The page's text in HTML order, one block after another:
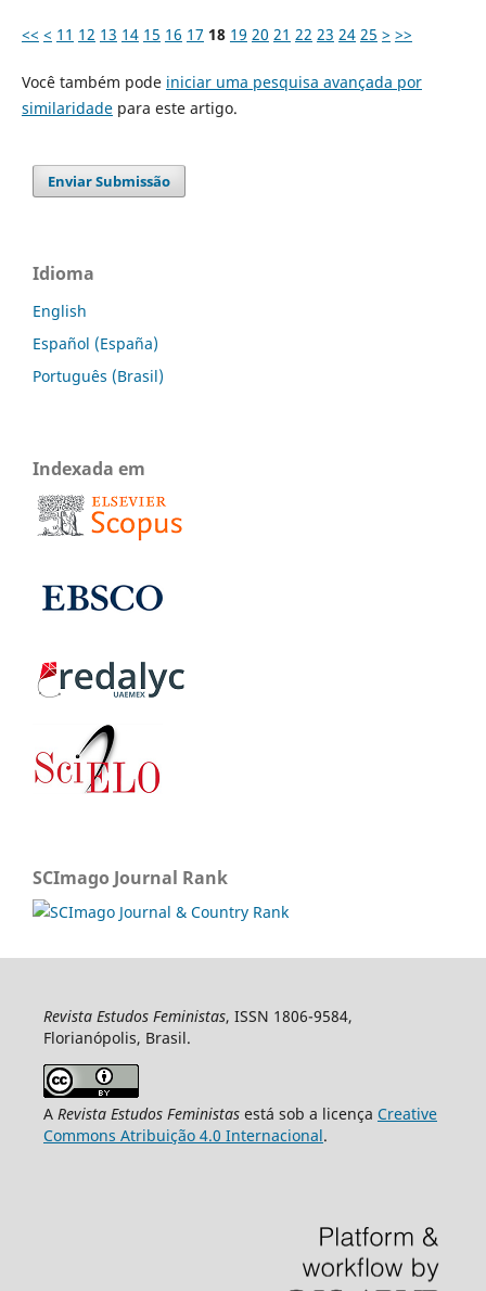
<< < 11 12 13 14 15 16 17 18 19 20 21 22 23 24 25 > >>
Você também pode iniciar uma pesquisa avançada por
similaridadepara este artigo.
Enviar Submissão
Idioma
English
Español (España)
Português (Brasil)
Indexada em
SCImago Journal Rank
Revista Estudos Feministas, ISSN 1806-9584,
Florianópolis, Brasil.
A Revista Estudos Feministasestá sob a licença Creative
Commons Atribuição 4.0 Internacional.